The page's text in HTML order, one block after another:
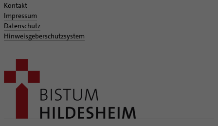
Kontakt
Impressum
Datenschutz
Hinweisgeberschutzsystem